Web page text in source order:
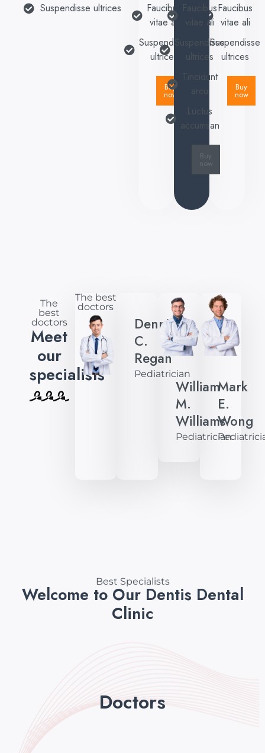
Suspendisse ultrices
Faucibus
vitae ali
Suspendisse
ultrices
Buy
now
Faucibus
vitae ali
Suspendisse
ultrices
Tincidunt
arcu
Luctus
accumsan
Buy
now
Faucibus
vitae ali
Suspendisse
ultrices
Buy
now
The
best
doctors
Meet
our
specialists
The best
doctors
Dennis
C.
Regan
Pediatrician
William
M.
Williams
Pediatrician
Mark
E.
Wong
Best Specialists
Welcome to Our Dentis Dental
Clinic
Doctors